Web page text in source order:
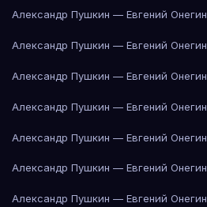
Александр Пушкин — Евгений Онегин
Александр Пушкин — Евгений Онегин
Александр Пушкин — Евгений Онегин
Александр Пушкин — Евгений Онегин
Александр Пушкин — Евгений Онегин
Александр Пушкин — Евгений Онегин
Александр Пушкин — Евгений Онегин